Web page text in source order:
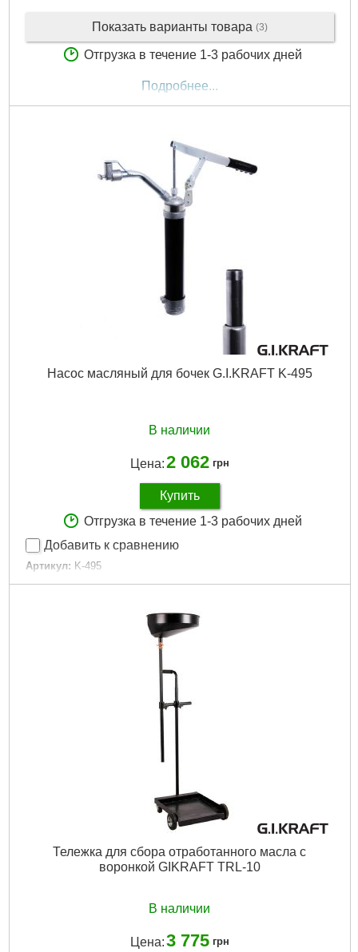
Показать варианты товара (3)
Отгрузка в течение 1-3 рабочих дней
Подробнее...
Насос масляный для бочек G.I.KRAFT K-495
В наличии
Цена:2 062 грн
Купить
Отгрузка в течение 1-3 рабочих дней
Добавить к сравнению
Артикул: K-495
Код товара: 15.79.54
470x140x70 мм
Подробнее...
Тележка для сбора отработанного масла с
воронкой GIKRAFT TRL-10
В наличии
Цена:3 775 грн